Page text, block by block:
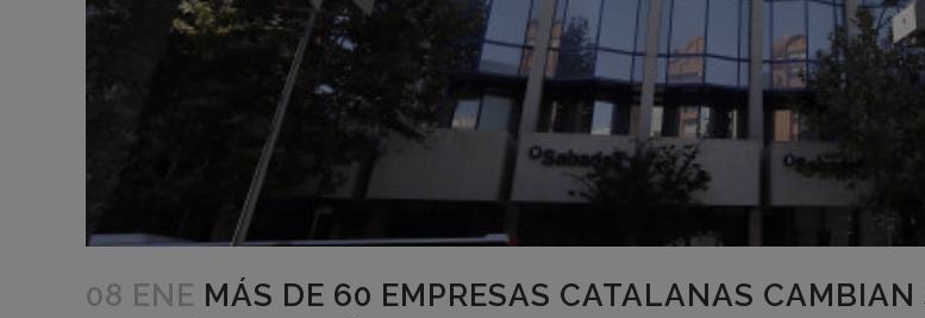
08 ENE MÁS DE 60 EMPRESAS CATALANAS